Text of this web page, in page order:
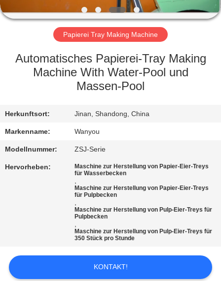
ÜBER
UNS
FABRIK
TOUR
KONTAKT
NACHRICHTEN
REFERENZEN
SITEMAP
Papierei Tray Making Machine
Automatisches Papierei-Tray Making
Machine With Water-Pool und
Massen-Pool
Herkunftsort: Jinan, Shandong, China
Markenname: Wanyou
Modellnummer: ZSJ-Serie
Hervorheben:
Maschine zur Herstellung von Papier-Eier-Treys
für Wasserbecken
,
Maschine zur Herstellung von Papier-Eier-Treys
für Pulpbecken
,
Maschine zur Herstellung von Pulp-Eier-Treys für
Pulpbecken
,
Maschine zur Herstellung von Pulp-Eier-Treys für
350 Stück pro Stunde
KONTAKT!